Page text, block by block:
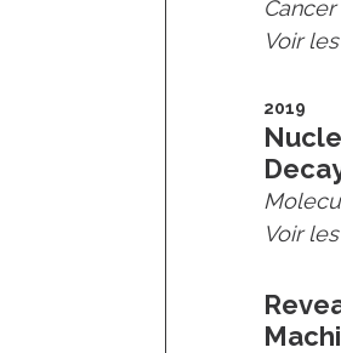
Voir
2019
Voir